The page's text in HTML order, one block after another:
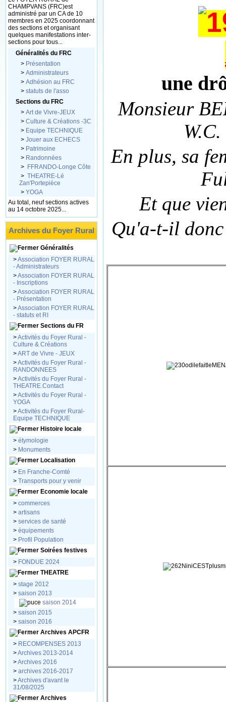
CHAMPVANS (FRC)est
administré par un CA de 10
membres en 2025 coordonnant
des sections et organisant
quelques manifestations inter-
sections pour tous...
Généralités du FRC
> Présentation
> Administrateurs
> Adhésion au FRC
> statuts de l'asso
Sections du FRC
> Art de Vivre-JEUX
> Culture & Créations -3C
> Equipe TECHNIQUE
> Jouer aux ECHECS
> Patrimoine
> Randonnées
> FFRANDO-Longe Côte
> THEATRE-Lé
Zan'Portepièce
> YOGA
Au total, neuf sections actives
au 14 octobre 2025...
Archives du Foyer Rural
Généralités
>Association FOYER RURAL
- Administrateurs
>Association FOYER RURAL
- Inscriptions
>Association FOYER RURAL
- Présentation
>Association FOYER RURAL
- statuts et RI
Sections du FR
>Activités du Foyer Rural -
Culture & Créations
>ART de Vivre - JEUX
>Activités du Foyer Rural -
RANDONNEES
>Activités du Foyer Rural -
THEATRE.Contact
>Activités du Foyer Rural -
YOGA
>Activités du Foyer Rural-
Equipe TECHNIQUE
Histoire locale
> étymologie
> Monuments
Localisation
> En Franche-Comté
> Transports pour y venir
Economie locale
> commerces
> artisans
> services de santé
> équipements
> Profil Population
Soirées festives
> FONDUE 2024
THEATRE
> stage 2012
> saison 2013
saison 2014
> saison 2015
> saison 2016
Archives APCFR
> RECOMPENSES 2013
>Archives 2013-2014
>Archives 2016
> archives 2016-2017
>Archives d'avant le
31/08/2025
Archives
une
Monsieur
W.C.
En plus, sa
Et que
Qu'a-t-il donc